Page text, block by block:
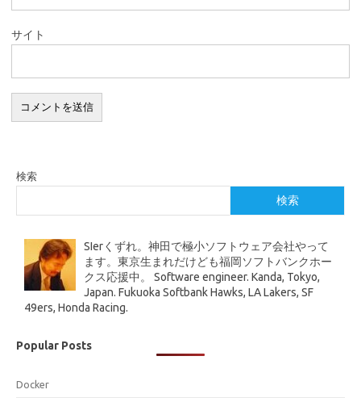
サイト
検索
検索
SIerくずれ。神田で極小ソフトウェア会社やって
ます。東京生まれだけども福岡ソフトバンクホー
クス応援中。 Software engineer. Kanda, Tokyo,
Japan. Fukuoka Softbank Hawks, LA Lakers, SF
49ers, Honda Racing.
Popular Posts
Docker